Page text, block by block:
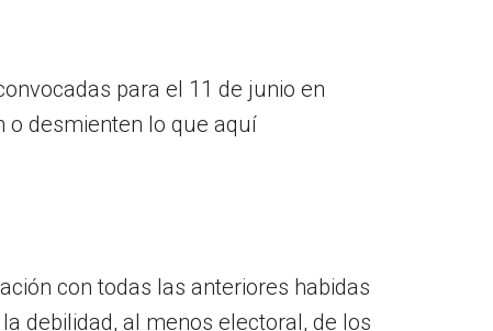
para el 11 de junio en
o desmienten lo que aquí
con todas las anteriores habidas
debilidad, al menos electoral, de los